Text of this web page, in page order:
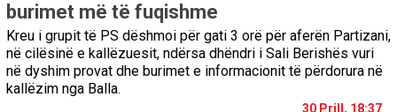
burimet më të fuqishme
Kreu i grupit të PS dëshmoi për gati 3 orë për aferën Partizani,
në cilësinë e kallëzuesit, ndërsa dhëndri i Sali Berishës vuri
në dyshim provat dhe burimet e informacionit të përdorura në
kallëzim nga Balla.
30 Prill, 18:37